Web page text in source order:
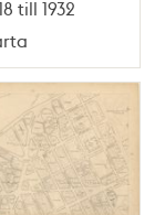
till 1932